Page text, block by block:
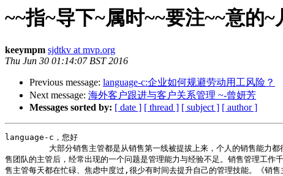
~~指~导下~属时~~要注~~意的
keeympm sjdtkv at mvp.org
Thu Jun 30 01:14:07 BST 2016
Previous message: language-c:企业如何规避劳动用工风险？
Next message: 海外客户跟进与客户关系管理 ~-曾妍芳
Messages sorted by: [ date ] [ thread ] [ subject ] [ author ]
language-c，您好
大部分销售主管都是从销售第一线被提拔上来，个人的销售能力都
售团队的主管后，经常出现的一个问题是管理能力与经验不足。销售管理工作
售主管每天都在忙碌、焦虑中度过,很少有时间去提升自己的管理技能。《销售